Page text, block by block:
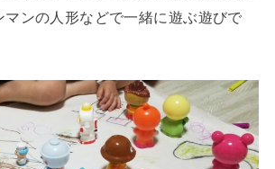
マンの人形などで一緒に遊ぶ遊びで